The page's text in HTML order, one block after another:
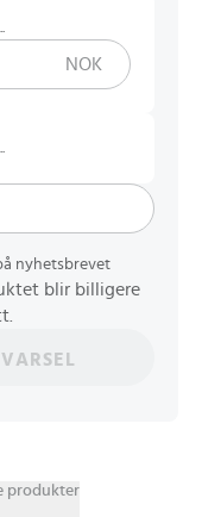
NOK
nyhetsbrevet
blir billigere
produkter